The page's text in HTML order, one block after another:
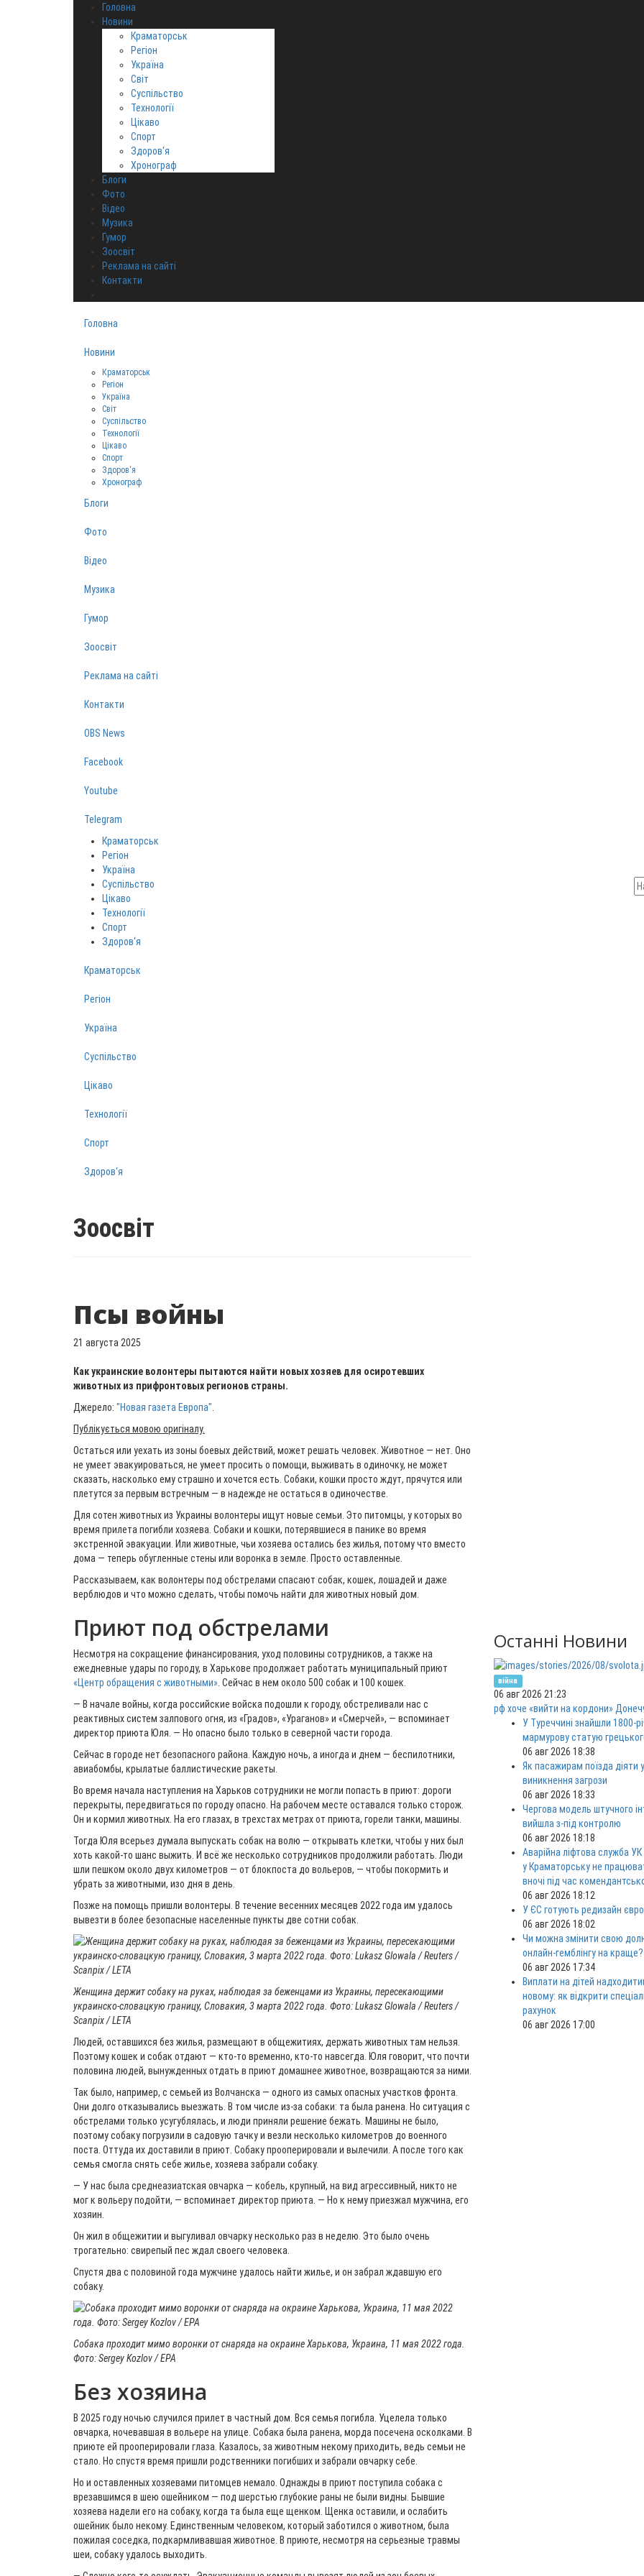
Головна
Новини
Краматорськ
Регіон
Україна
Світ
Суспільство
Технології
Цікаво
Спорт
Здоров‘я
Хронограф
Блоги
Фото
Відео
Музика
Гумор
Зоосвіт
Реклама на сайті
Контакти
Головна
Новини
Краматорськ
Регіон
Україна
Світ
Суспільство
Технології
Цікаво
Спорт
Здоров‘я
Хронограф
Блоги
Фото
Відео
Музика
Гумор
Зоосвіт
Реклама на сайті
Контакти
OBS News
Facebook
Youtube
Telegram
Краматорськ
Регіон
Україна
Суспільство
Цікаво
Технології
Спорт
Здоров‘я
Краматорськ
Регіон
Україна
Суспільство
Цікаво
Технології
Спорт
Здоров‘я
Зоосвіт
Псы войны
21 августа 2025
Как украинские волонтеры пытаются найти новых хозяев для осиротевших
животных из прифронтовых регионов страны.
Джерело: "Новая газета Европа"
Публікується мовою оригіналу.
Остаться или уехать из зоны боевых действий, может решать человек. Животное — нет. Оно
не умеет эвакуироваться, не умеет просить о помощи, выживать в одиночку, не может
сказать, насколько ему страшно и хочется есть. Собаки, кошки просто ждут, прячутся или
плетутся за первым встречным — в надежде не остаться в одиночестве.
Для сотен животных из Украины волонтеры ищут новые семьи. Это питомцы, у которых во
время прилета погибли хозяева. Собаки и кошки, потерявшиеся в панике во время
экстренной эвакуации. Или животные, чьи хозяева остались без жилья, потому что вместо
дома — теперь обугленные стены или воронка в земле. Просто оставленные.
Рассказываем, как волонтеры под обстрелами спасают собак, кошек, лошадей и даже
верблюдов и что можно сделать, чтобы помочь найти для животных новый дом.
Приют под обстрелами
Несмотря на сокращение финансирования, уход половины сотрудников, а также на
ежедневные удары по городу, в Харькове продолжает работать муниципальный приют
«Центр обращения с животными» . Сейчас в нем около 500 собак и 100 кошек.
— В начале войны, когда российские войска подошли к городу, обстреливали нас с
реактивных систем залпового огня, из «Градов», «Ураганов» и «Смерчей», — вспоминает
директор приюта Юля. — Но опасно было только в северной части города.
Сейчас в городе нет безопасного района. Каждую ночь, а иногда и днем — беспилотники,
авиабомбы, крылатые баллистические ракеты.
Во время начала наступления на Харьков сотрудники не могли попасть в приют: дороги
перекрыты, передвигаться по городу опасно. На рабочем месте оставался только сторож.
Он и кормил животных. На его глазах, в трехстах метрах от приюта, горели танки, машины.
Тогда Юля всерьез думала выпускать собак на волю — открывать клетки, чтобы у них был
хоть какой-то шанс выжить. И всё же несколько сотрудников продолжили работать. Люди
шли пешком около двух километров — от блокпоста до вольеров, — чтобы покормить и
убрать за животными, изо дня в день.
Позже на помощь пришли волонтеры. В течение весенних месяцев 2022 года им удалось
вывезти в более безопасные населенные пункты две сотни собак.
Женщина держит собаку на руках, наблюдая за беженцами из Украины, пересекающими
украинско-словацкую границу, Словакия, 3 марта 2022 года. Фото: Lukasz Glowala / Reuters /
Scanpix / LETA
Людей, оставшихся без жилья, размещают в общежитиях, держать животных там нельзя.
Поэтому кошек и собак отдают — кто-то временно, кто-то навсегда. Юля говорит, что почти
половина людей, вынужденных отдать в приют домашнее животное, возвращаются за ними.
Так было, например, с семьей из Волчанска — одного из самых опасных участков фронта.
Они долго отказывались выезжать. В том числе из-за собаки: та была ранена. Но ситуация с
обстрелами только усугублялась, и люди приняли решение бежать. Машины не было,
поэтому собаку погрузили в садовую тачку и везли несколько километров до военного
поста. Оттуда их доставили в приют. Собаку прооперировали и вылечили. А после того как
семья смогла снять себе жилье, хозяева забрали собаку.
— У нас была среднеазиатская овчарка — кобель, крупный, на вид агрессивный, никто не
мог к вольеру подойти, — вспоминает директор приюта. — Но к нему приезжал мужчина, его
хозяин.
Он жил в общежитии и выгуливал овчарку несколько раз в неделю. Это было очень
трогательно: свирепый пес ждал своего человека.
Спустя два с половиной года мужчине удалось найти жилье, и он забрал ждавшую его
собаку.
Собака проходит мимо воронки от снаряда на окраине Харькова, Украина, 11 мая 2022 года.
Фото: Sergey Kozlov / EPA
Без хозяина
В 2025 году ночью случился прилет в частный дом. Вся семья погибла. Уцелела только
овчарка, ночевавшая в вольере на улице. Собака была ранена, морда посечена осколками. В
приюте ей прооперировали глаза. Казалось, за животным некому приходить, ведь семьи не
стало. Но спустя время пришли родственники погибших и забрали овчарку себе.
Но и оставленных хозяевами питомцев немало. Однажды в приют поступила собака с
врезавшимся в шею ошейником — под шерстью глубокие раны не были видны. Бывшие
хозяева надели его на собаку, когда та была еще щенком. Щенка оставили, и ослабить
ошейник было некому. Единственным человеком, который заботился о животном, была
пожилая соседка, подкармливавшая животное. В приюте, несмотря на серьезные травмы
шеи, собаку удалось выходить.
Останні Новини
війна
06 авг 2026 21:23
рф хоче «вийти на кордони»
У Туреччині знайшли 1800-
мармурову статую
06 авг 2026 18:38
Як пасажирам поїзда діяти у
виникнення загрози
06 авг 2026 18:33
Чергова модель штучного
вийшла з-під контролю
06 авг 2026 18:18
Аварійна ліфтова служба УК
у Краматорську не
вночі під час
06 авг 2026 18:12
У ЄС готують редизайн євро
06 авг 2026 18:02
Чи можна змінити свою
онлайн-гемблінгу на краще?
06 авг 2026 17:34
Виплати на дітей
новому: як відкрити
рахунок
06 авг 2026 17:00